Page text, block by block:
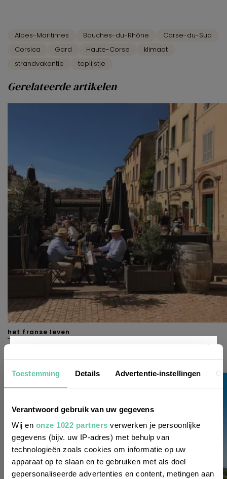
Toestemming Details Advertentie-instellingen
Verantwoord gebruik van uw gegevens
Wij en onze 1022 partners verwerken je persoonlijke
gegevens (bijv. uw IP-adres) met behulp van
technologieën zoals cookies om informatie op uw
apparaat op te slaan en te gebruiken met als doel
gepersonaliseerde advertenties en content, metingen aan
Alpes-Maritimes Bouches-du-Rhône
Corse-du-Sud
Corsica
Gard Haute-Corse
klimaat
strandvakantie
toplijstje
Gerelateerde artikelen
het franse leven
Nieuwsbrief
Wil je altijd als eerste op de hoogte zijn
van de laatste nieuwtjes, leuke adressen
en inspirerende tips voor Frankrijk? Meld
je dan aan voor onze 2-wekelijkse
nieuwsbrief. Zo gedaan!